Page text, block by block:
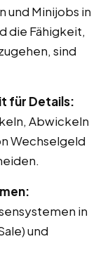
und Minijobs in
die Fähigkeit,
sind
für Details:
Abwickeln
Wechselgeld
in
und